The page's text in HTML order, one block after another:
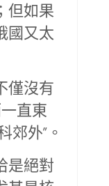
但如果
國又太
僅沒有
直東
郊外”。
是絕對